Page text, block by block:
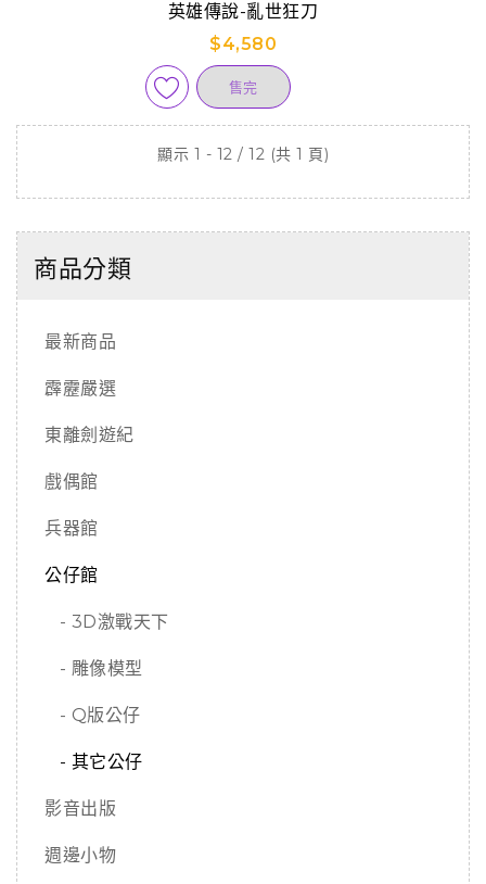
英雄傳說-亂世狂刀
$4,580
售完
顯示 1 - 12 / 12 (共 1 頁)
商品分類
最新商品
霹靂嚴選
東離劍遊紀
戲偶館
兵器館
公仔館
- 3D激戰天下
- 雕像模型
- Q版公仔
- 其它公仔
影音出版
週邊小物